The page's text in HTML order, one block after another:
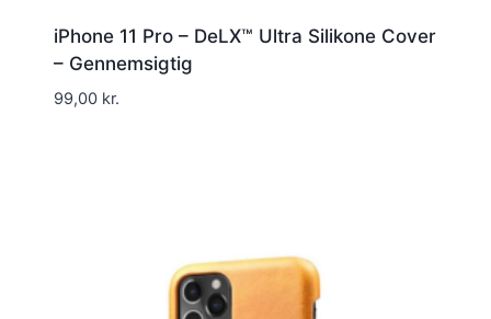
iPhone 11 Pro – DeLX™ Ultra Silikone Cover
– Gennemsigtig
99,00 kr.